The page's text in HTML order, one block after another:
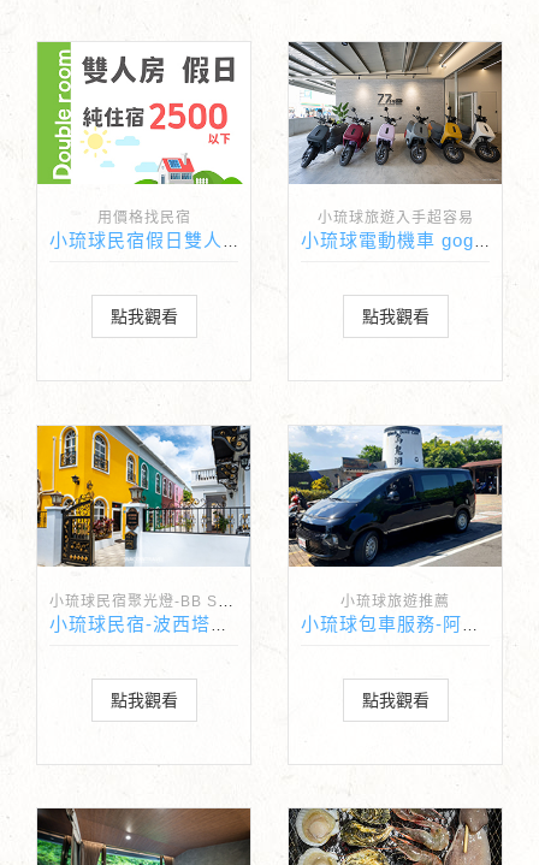
用價格找民宿
小琉球民宿假日雙人純住宿價格2500以下
點我觀看
小琉球旅遊入手超容易
小琉球電動機車 gogoro-77go
點我觀看
點我觀看
小琉球旅遊推薦
點我觀看